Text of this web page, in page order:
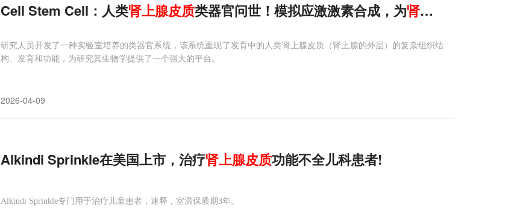
Cell Stem Cell：人类肾上腺皮质类器官问世！模拟应激激素合成，为肾上腺
研究人员开发了一种实验室培养的类器官系统，该系统重现了发育中的人类肾上腺皮质（肾上腺的外层）的复杂组织结
构、发育和功能，为研究其生物学提供了一个强大的平台。
2026-04-09
Alkindi Sprinkle在美国上市，治疗肾上腺皮质功能不全儿科患者!
Alkindi Sprinkle专门用于治疗儿童患者，速释，室温保质期3年。